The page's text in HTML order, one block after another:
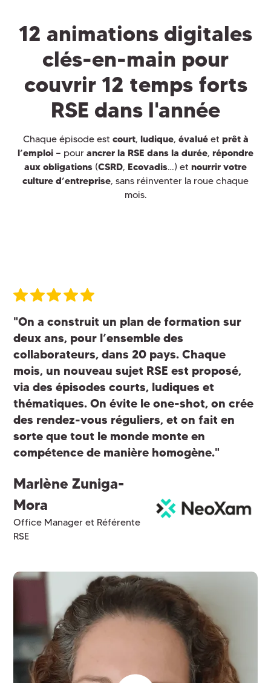
12 animations digitales
clés-en-main pour
couvrir 12 temps forts
RSE dans l'année
Chaque épisode est court, ludique, évaluéet prêt à
l’emploi — pour ancrer la RSE dans la durée, répondre
aux obligations (CSRD, Ecovadis…) et nourrir votre
culture d’entreprise, sans réinventer la roue chaque
mois.
"On a construit un plan de formation sur
deux ans, pour l’ensemble des
collaborateurs, dans 20 pays. Chaque
mois, un nouveau sujet RSE est proposé,
via des épisodes courts, ludiques et
thématiques. On évite le one-shot, on crée
des rendez-vous réguliers, et on fait en
sorte que tout le monde monte en
compétence de manière homogène."
Marlène Zuniga-
Mora
Office Manager et Référente
RSE